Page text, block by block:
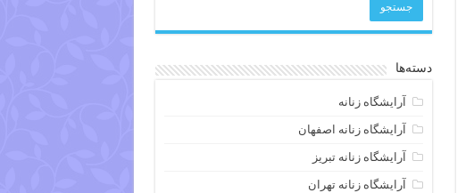
دسته‌ها
آرایشگاه زنانه
آرایشگاه زنانه اصفهان
آرایشگاه زنانه تبریز
آرایشگاه زنانه تهران